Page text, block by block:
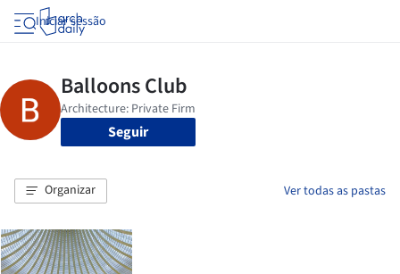
Iniciar sessão
Seguir
Organizar Ver todas as pastas